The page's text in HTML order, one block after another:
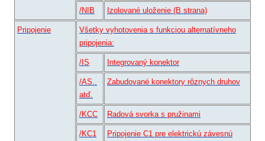
/NIB Izolované uloženie (B strana)
Pripojenie
Všetky vyhotovenia s funkciou alternatívneho
pripojenia:
/IS Integrovaný konektor
/AS..
atď.
Zabudované konektory rôznych druhov
/KCC Radová svorka s pružinami
/KC1
Pripojenie C1 pre elektrickú závesnú